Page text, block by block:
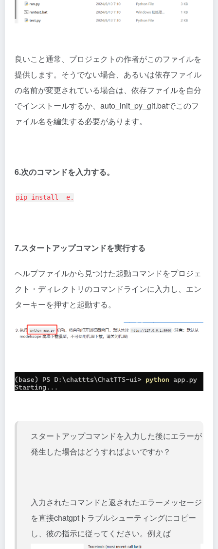
良いこと通常、プロジェクトの作者がこのファイルを
提供します。そうでない場合、あるいは依存ファイル
の名前が変更されている場合は、依存ファイルを自分
でインストールするか、auto_init_py_git.batでこのフ
ァイル名を編集する必要があります。
6.次のコマンドを入力する。
pip install -e.
7.スタートアップコマンドを実行する
ヘルプファイルから見つけた起動コマンドをプロジェ
クト・ディレクトリのコマンドラインに入力し、エン
ターキーを押すと起動する。
スタートアップコマンドを入力した後にエラーが
発生した場合はどうすればよいですか？
入力されたコマンドと返されたエラーメッセージ
を直接chatgptトラブルシューティングにコピー
し、彼の指示に従ってください。例えば